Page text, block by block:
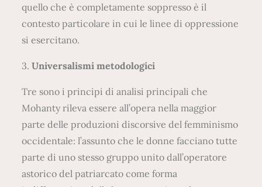
quello che è completamente soppresso è il
contesto particolare in cui le linee di oppressione
si esercitano.
3.Universalismi metodologici
Tre sono i principi di analisi principali che
Mohanty rileva essere all’opera nella maggior
parte delle produzioni discorsive del femminismo
occidentale: l’assunto che le donne facciano tutte
parte di uno stesso gruppo unito dall’operatore
astorico del patriarcato come forma